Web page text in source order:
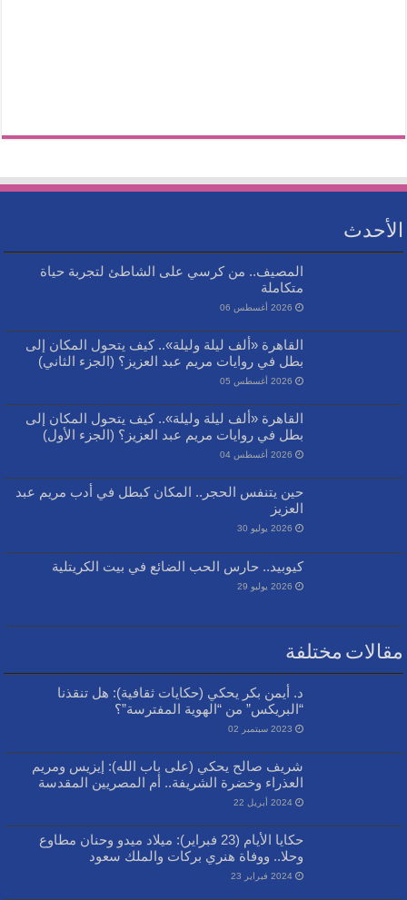
الأحدث
المصيف.. من كرسي على الشاطئ لتجربة حياة
متكاملة
2026 أغسطس 06
القاهرة «ألف ليلة وليلة».. كيف يتحول المكان إلى
بطل في روايات مريم عبد العزيز؟ (الجزء الثاني)
2026 أغسطس 05
القاهرة «ألف ليلة وليلة».. كيف يتحول المكان إلى
بطل في روايات مريم عبد العزيز؟ (الجزء الأول)
2026 أغسطس 04
حين يتنفس الحجر.. المكان كبطل في أدب مريم عبد
العزيز
2026 يوليو 30
كيوبيد.. حارس الحب الضائع في بيت الكريتلية
2026 يوليو 29
مقالات مختلفة
د. أيمن بكر يحكي (حكايات ثقافية): هل تنقذنا
“البريكس” من “الهوية المفترسة”؟
2023 سبتمبر 02
شريف صالح يحكي (على باب الله): إيزيس ومريم
العذراء وخضرة الشريفة.. أم المصريين المقدسة
2024 أبريل 22
حكايا الأيام (23 فبراير): ميلاد ميدو وحنان مطاوع
وحلا.. ووفاة هنري بركات والملك سعود
2024 فبراير 23